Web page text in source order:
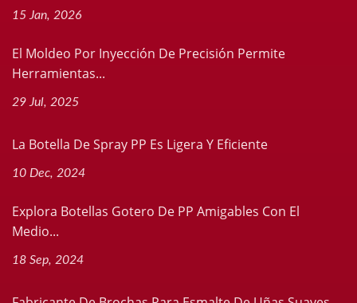
15 Jan, 2026
El Moldeo Por Inyección De Precisión Permite
Herramientas...
29 Jul, 2025
La Botella De Spray PP Es Ligera Y Eficiente
10 Dec, 2024
Explora Botellas Gotero De PP Amigables Con El
Medio...
18 Sep, 2024